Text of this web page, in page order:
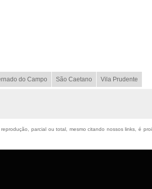
do Campo São Caetano Vila Prudente
parcial ou total, mesmo citando nossos links, é